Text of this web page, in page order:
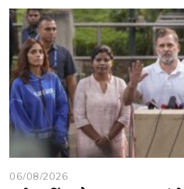
06/08/2026